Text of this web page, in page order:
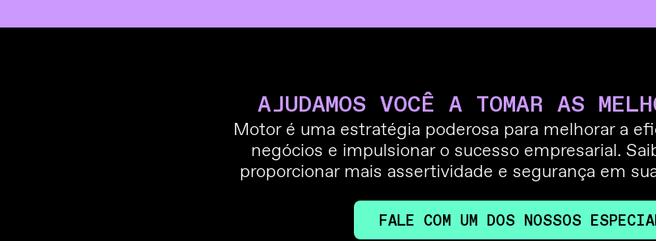
AJUDAMOS VOCÊ A TOMAR AS
Motor é uma estratégia poderosa para melhorar a
negócios e impulsionar o sucesso empresarial.
proporcionar mais assertividade e segurança em
FALE COM UM DOS NOSSOS